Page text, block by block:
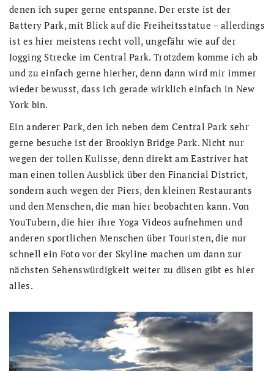
denen ich super gerne entspanne. Der erste ist der
Battery Park, mit Blick auf die Freiheitsstatue – allerdings
ist es hier meistens recht voll, ungefähr wie auf der
Jogging Strecke im Central Park. Trotzdem komme ich ab
und zu einfach gerne hierher, denn dann wird mir immer
wieder bewusst, dass ich gerade wirklich einfach in New
York bin.
Ein anderer Park, den ich neben dem Central Park sehr
gerne besuche ist der Brooklyn Bridge Park. Nicht nur
wegen der tollen Kulisse, denn direkt am Eastriver hat
man einen tollen Ausblick über den Financial District,
sondern auch wegen der Piers, den kleinen Restaurants
und den Menschen, die man hier beobachten kann. Von
YouTubern, die hier ihre Yoga Videos aufnehmen und
anderen sportlichen Menschen über Touristen, die nur
schnell ein Foto vor der Skyline machen um dann zur
nächsten Sehenswürdigkeit weiter zu düsen gibt es hier
alles.